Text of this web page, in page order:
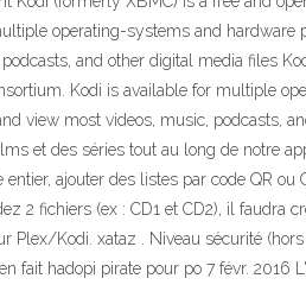
operating-systems and hardware
and other digital media files
Kodi is available for multiple
view most videos, music, podcasts,
et des séries tout au long de notre
entier, ajouter des listes par code QR
2 fichiers (ex : CD1 et CD2), il
Plex/Kodi. xataz . Niveau sécurité
fait hadopi pirate pour po 7 févr. 2016